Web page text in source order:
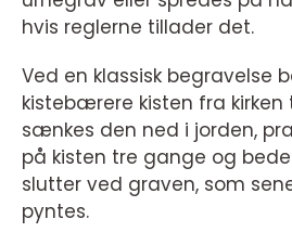
hvis reglerne tillader det.
Ved en klassisk begravelse
kistebærere kisten fra kirken
sænkes den ned i jorden,
på kisten tre gange og
slutter ved graven, som
pyntes.